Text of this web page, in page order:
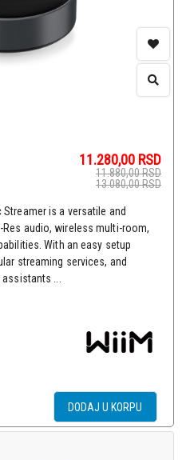
11.280,00 RSD
11.880,00RSD
13.080,00RSD
is a versatile and
audio, wireless multi-room,
With an easy setup
streaming services, and
...
DODAJ U KORPU